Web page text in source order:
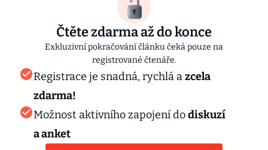
Čtěte zdarma až do konce
Exkluzivní pokračování článku čeká pouze na
registrované čtenáře.
Registrace je snadná, rychlá azcela
zdarma!
Možnost aktivního zapojení dodiskuzí
a anket